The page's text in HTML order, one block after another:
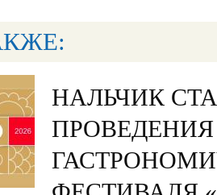
НАЛЬЧИК
ПРОВЕДЕНИЯ